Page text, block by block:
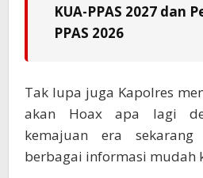
KUA-PPAS 2027 dan
PPAS 2026
Tak lupa juga Kapolres
akan Hoax apa lagi
kemajuan era
berbagai informasi mudah